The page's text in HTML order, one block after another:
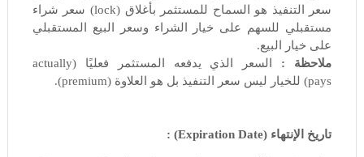
سعر التنفيذ هو السماح للمستثمر بأغلاق (lock) سعر شراء
مستقبلي للسهم على خيار الشراء وسعر البيع المستقبلي
على خيار البيع.
ملاحظة : السعر الذي يدفعه المستثمر فعليًا (actually
pays) للخيار ليس سعر التنفيذ بل هو العلاوة (premium
).
تاريخ الإنتهاء (Expiration Date) :